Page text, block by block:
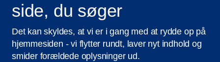
side, du søger
Det kan skyldes, at vi er i gang med at rydde op på
hjemmesiden - vi flytter rundt, laver nyt indhold og
smider forældede oplysninger ud.